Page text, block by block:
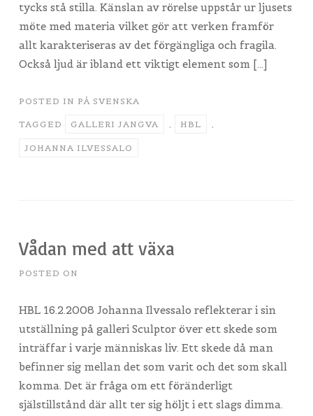
tycks stå stilla. Känslan av rörelse uppstår ur ljusets
möte med materia vilket gör att verken framför
allt karakteriseras av det förgängliga och fragila.
Också ljud är ibland ett viktigt element som […]
POSTED IN PÅ SVENSKA
TAGGED GALLERI JANGVA , HBL ,
JOHANNA ILVESSALO
Vådan med att växa
POSTED ON
HBL 16.2.2008 Johanna Ilvessalo reflekterar i sin
utställning på galleri Sculptor över ett skede som
inträffar i varje människas liv. Ett skede då man
befinner sig mellan det som varit och det som skall
komma. Det är fråga om ett föränderligt
själstillstånd där allt ter sig höljt i ett slags dimma.